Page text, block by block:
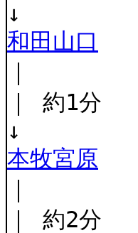
↓
和田山口
｜ 約1分
↓
本牧宮原
｜ 約2分